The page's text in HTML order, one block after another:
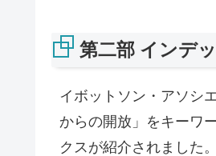
第二部 インデ
イボットソン・アソシ
からの開放」をキーワ
クスが紹介されました。